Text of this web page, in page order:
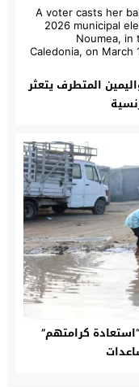
المتطرف يتعثر
كرامتهم”